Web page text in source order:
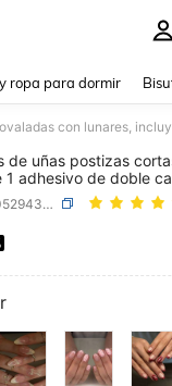
ropa para dormir
de uñas postizas
adhesivo de doble
con lunares cortos
perfecto para
SKU: sb251210141040529439323